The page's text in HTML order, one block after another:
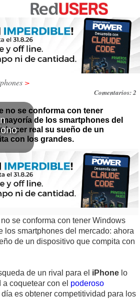
>
Comentarios: 2
no se conforma con tener
de los smartphones del
hacer real su sueño de un
con los grandes.
se conforma con tener Windows
los smartphones del mercado: ahora
de un dispositivo que compita con
de un rival para el iPhone lo
coquetear con el poderoso
es obtener competitividad para los